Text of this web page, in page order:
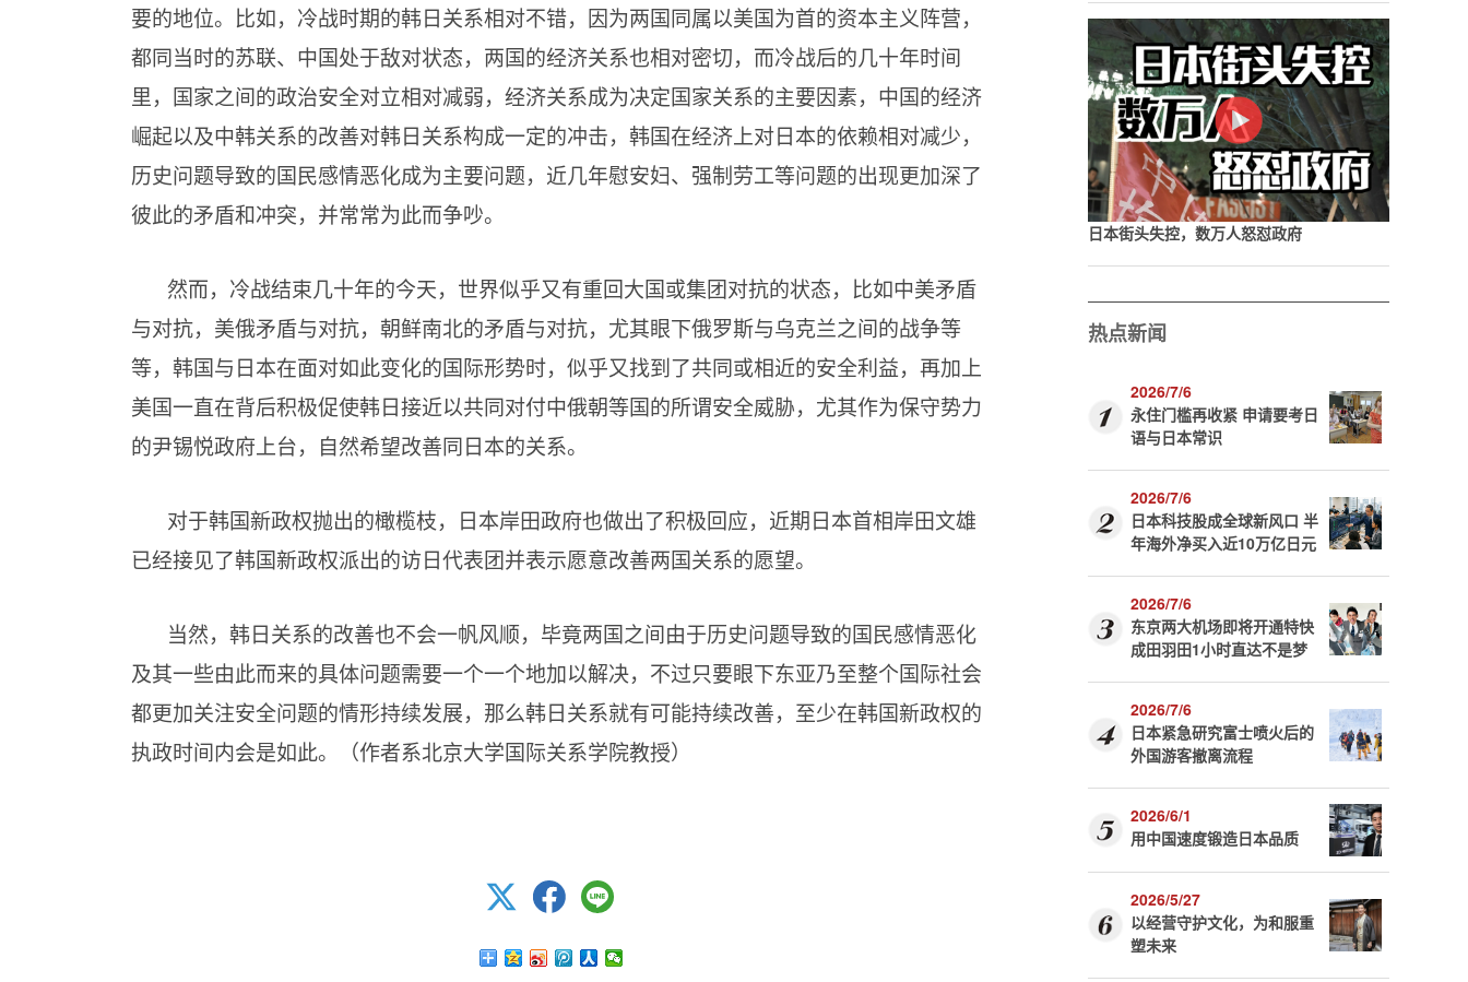
要的地位。比如，冷战时期的韩日关系相对不错，因为两国同属以美国为首的资本主义阵营，
都同当时的苏联、中国处于敌对状态，两国的经济关系也相对密切，而冷战后的几十年时间
里，国家之间的政治安全对立相对减弱，经济关系成为决定国家关系的主要因素，中国的经济
崛起以及中韩关系的改善对韩日关系构成一定的冲击，韩国在经济上对日本的依赖相对减少，
历史问题导致的国民感情恶化成为主要问题，近几年慰安妇、强制劳工等问题的出现更加深了
彼此的矛盾和冲突，并常常为此而争吵。
然而，冷战结束几十年的今天，世界似乎又有重回大国或集团对抗的状态，比如中美矛盾
与对抗，美俄矛盾与对抗，朝鲜南北的矛盾与对抗，尤其眼下俄罗斯与乌克兰之间的战争等
等，韩国与日本在面对如此变化的国际形势时，似乎又找到了共同或相近的安全利益，再加上
美国一直在背后积极促使韩日接近以共同对付中俄朝等国的所谓安全威胁，尤其作为保守势力
的尹锡悦政府上台，自然希望改善同日本的关系。
对于韩国新政权抛出的橄榄枝，日本岸田政府也做出了积极回应，近期日本首相岸田文雄
已经接见了韩国新政权派出的访日代表团并表示愿意改善两国关系的愿望。
当然，韩日关系的改善也不会一帆风顺，毕竟两国之间由于历史问题导致的国民感情恶化
及其一些由此而来的具体问题需要一个一个地加以解决，不过只要眼下东亚乃至整个国际社会
都更加关注安全问题的情形持续发展，那么韩日关系就有可能持续改善，至少在韩国新政权的
执政时间内会是如此。（作者系北京大学国际关系学院教授）
日本街头失控，数万人怒怼政府
热点新闻
2026/7/6
永住门槛再收紧 申请要考日
语与日本常识
2026/7/6
日本科技股成全球新风口 半
年海外净买入近10万亿日元
2026/7/6
东京两大机场即将开通特快
成田羽田1小时直达不是梦
2026/7/6
日本紧急研究富士喷火后的
外国游客撤离流程
2026/6/1
用中国速度锻造日本品质
2026/5/27
以经营守护文化，为和服重
塑未来